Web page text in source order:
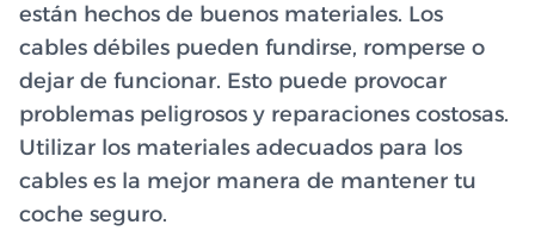
están hechos de buenos materiales. Los
cables débiles pueden fundirse, romperse o
dejar de funcionar. Esto puede provocar
problemas peligrosos y reparaciones costosas.
Utilizar los materiales adecuados para los
cables es la mejor manera de mantener tu
coche seguro.